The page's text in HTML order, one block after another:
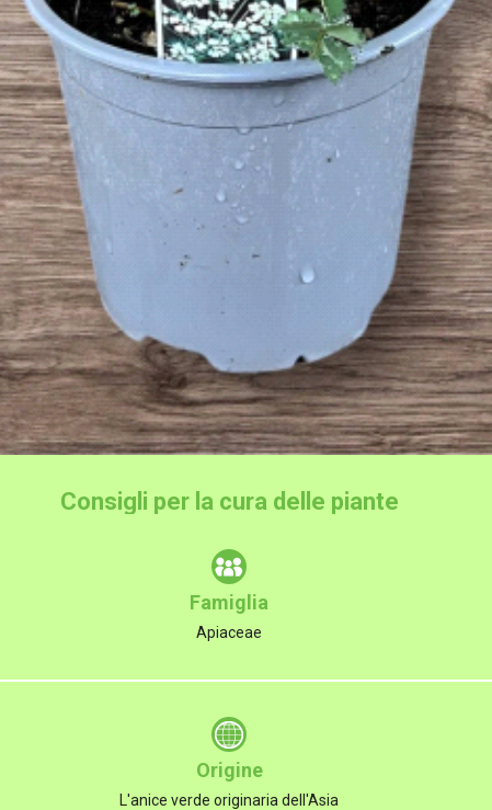
Consigli per la cura delle piante
Famiglia
Apiaceae
Origine
L'anice verde originaria dell'Asia